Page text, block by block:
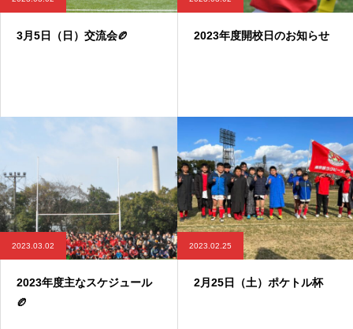
3月5日（日）交流会🏉 2023年度開校日のお知らせ
2023.03.02
2023年度主なスケジュール
🏉
2023.02.25
2月25日（土）ポケトル杯